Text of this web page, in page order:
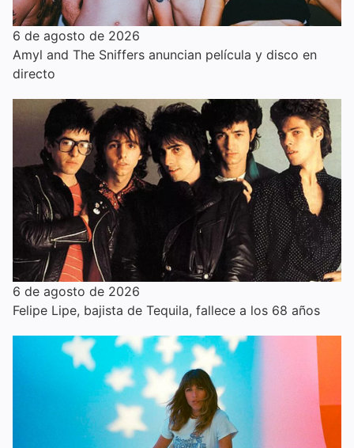
6 de agosto de 2026
Amyl and The Sniffers anuncian película y disco en
directo
6 de agosto de 2026
Felipe Lipe, bajista de Tequila, fallece a los 68 años